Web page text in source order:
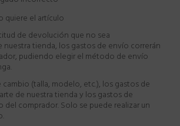
quiere el artículo
de devolución que no sea
nuestra tienda, los gastos de envío correrán
pudiendo elegir el método de envío
cambio (talla, modelo, etc.), los gastos de
de nuestra tienda y los gastos de
del comprador. Solo se puede realizar un